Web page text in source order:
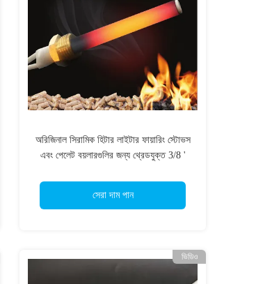
অরিজিনাল সিরামিক হিটার লাইটার ফায়ারিং স্টোভস
এবং পেলেট বয়লারগুলির জন্য থ্রেডযুক্ত 3/8 '
সেরা দাম পান
ভিডিও